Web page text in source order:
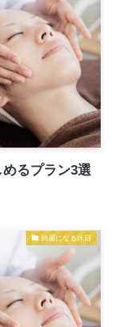
めるプラン3選
綺麗になる休日